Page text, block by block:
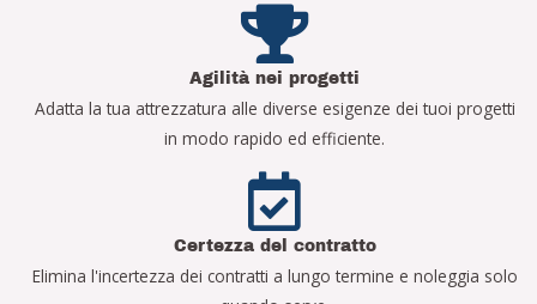
Agilità nei progetti
Adatta la tua attrezzatura alle diverse esigenze dei tuoi progetti
in modo rapido ed efficiente.
Certezza del contratto
Elimina l'incertezza dei contratti a lungo termine e noleggia solo